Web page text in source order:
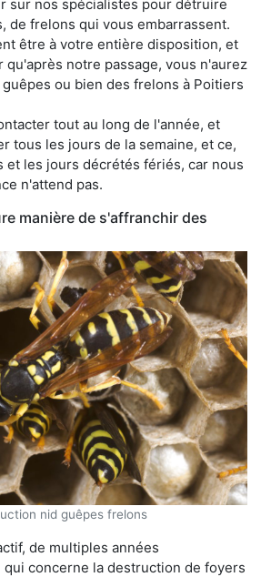
sur nos spécialistes pour détruire
de frelons qui vous embarrassent.
être à votre entière disposition, et
qu'après notre passage, vous n'aurez
ou bien des frelons à Poitiers
tout au long de l'année, et
tous les jours de la semaine, et ce,
et les jours décrétés fériés, car nous
n'attend pas.
manière de s'affranchir des
nid guêpes frelons
de multiples années
concerne la destruction de foyers